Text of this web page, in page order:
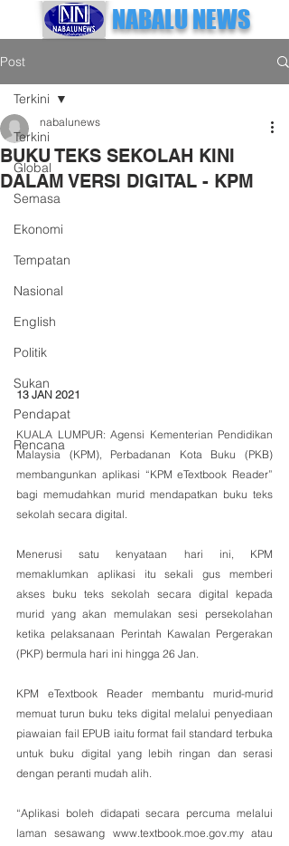
NABALU NEWS
Post
Terkini
Global
Semasa
Ekonomi
Tempatan
Nasional
English
Politik
Sukan
Pendapat
Rencana
Terkini
BUKU TEKS SEKOLAH KINI
DALAM VERSI DIGITAL - KPM
nabalunews
13 JAN 2021
KUALA LUMPUR: Agensi Kementerian Pendidikan
Malaysia (KPM), Perbadanan Kota Buku (PKB)
membangunkan aplikasi “KPM eTextbook Reader”
bagi memudahkan murid mendapatkan buku teks
sekolah secara digital.
Menerusi satu kenyataan hari ini, KPM
memaklumkan aplikasi itu sekali gus memberi
akses buku teks sekolah secara digital kepada
murid yang akan memulakan sesi persekolahan
ketika pelaksanaan Perintah Kawalan Pergerakan
(PKP) bermula hari ini hingga 26 Jan.
KPM eTextbook Reader membantu murid-murid
memuat turun buku teks digital melalui penyediaan
piawaian fail EPUB iaitu format fail standard terbuka
untuk buku digital yang lebih ringan dan serasi
dengan peranti mudah alih.
“Aplikasi boleh didapati secara percuma melalui
laman sesawang www.textbook.moe.gov.my atau